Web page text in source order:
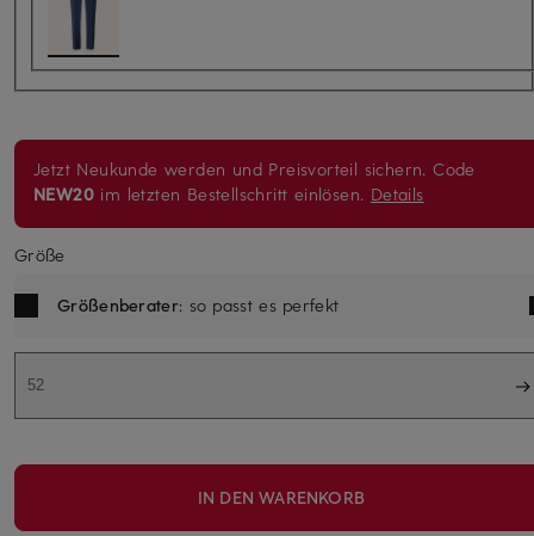
Jetzt Neukunde werden und Preisvorteil sichern. Code
NEW20 im letzten Bestellschritt einlösen. Details
Größe
Größenberater: so passt es perfekt
52
IN DEN WARENKORB